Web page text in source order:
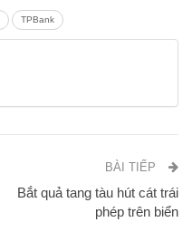
TPBank
BÀI TIẾP
Bắt quả tang tàu hút cát trái
phép trên biển